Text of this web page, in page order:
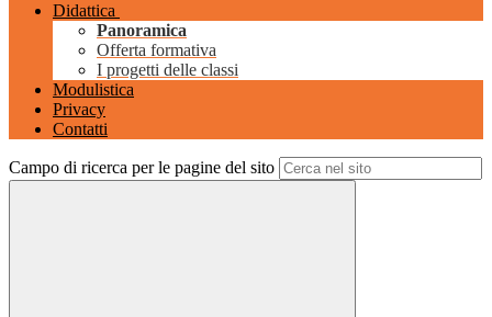
Didattica
Panoramica
Offerta formativa
I progetti delle classi
Modulistica
Privacy
Contatti
Campo di ricerca per le pagine del sito